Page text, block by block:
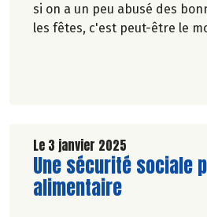
si on a un peu abusé des
les fêtes, c'est peut-être le
Découvrez nos solutions pour
Le 3 janvier 2025
Lire la suite de
Une sécurité sociale
alimentaire